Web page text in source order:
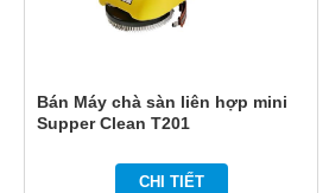
Bán Máy chà sàn liên hợp mini
Supper Clean T201
CHI TIẾT